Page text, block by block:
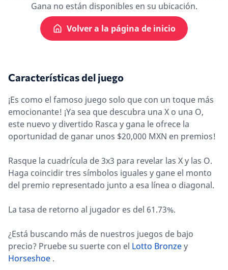
Gana no están disponibles en su ubicación.
Volver a la página de inicio
Características del juego
¡Es como el famoso juego solo que con un toque más
emocionante! ¡Ya sea que descubra una X o una O,
este nuevo y divertido Rasca y gana le ofrece la
oportunidad de ganar unos $20,000 MXN en premios!
Rasque la cuadrícula de 3x3 para revelar las X y las O.
Haga coincidir tres símbolos iguales y gane el monto
del premio representado junto a esa línea o diagonal.
La tasa de retorno al jugador es del 61.73%.
¿Está buscando más de nuestros juegos de bajo
precio? Pruebe su suerte con el Lotto Bronzey
Horseshoe .